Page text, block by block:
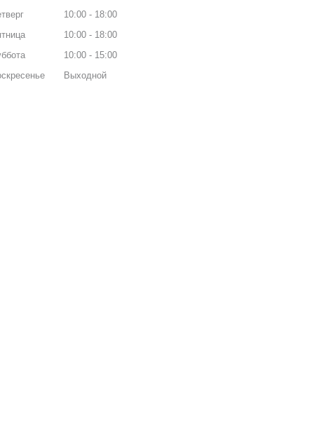
10:00
18:00
10:00
18:00
10:00
15:00
Выходной